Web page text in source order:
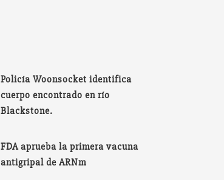
Policía Woonsocket identifica
cuerpo encontrado en río
Blackstone.
FDA aprueba la primera vacuna
antigripal de ARNm